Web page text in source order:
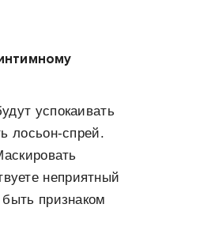
успокаивать
лосьон-спрей.
неприятный
признаком